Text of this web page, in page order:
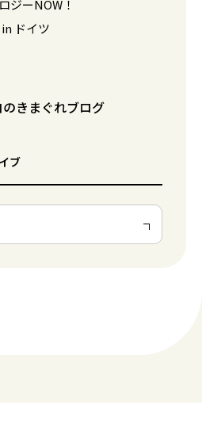
ジーNOW！
ドイツ
きまぐれブログ
ブ